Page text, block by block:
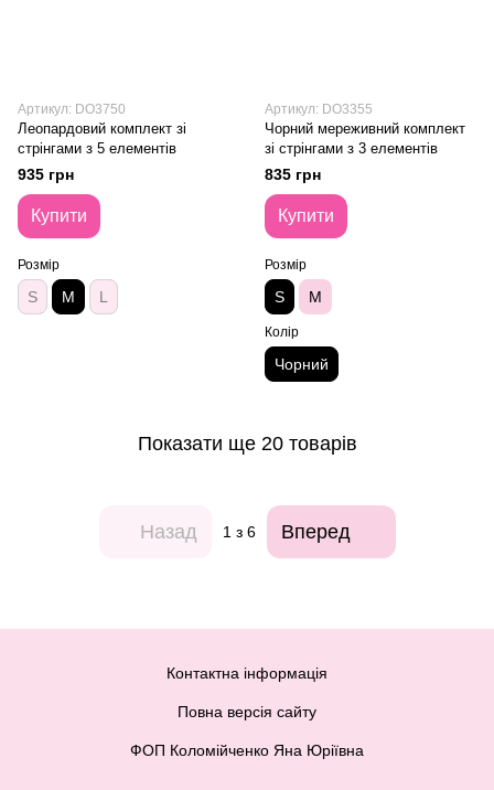
Артикул: DO3750
Леопардовий комплект зі
стрінгами з 5 елементів
935 грн
Купити
Розмір
S M L
Артикул: DO3355
Чорний мереживний комплект
зі стрінгами з 3 елементів
835 грн
Купити
Розмір
S M
Колір
Чорний
Показати ще 20 товарів
Назад 1 з 6 Вперед
Контактна інформація
Повна версія сайту
ФОП Коломійченко Яна Юріївна